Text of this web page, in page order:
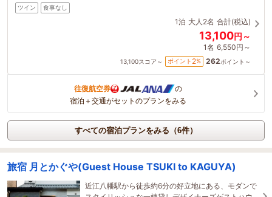
ツイン 食事なし
1泊 大人2名 合計(税込)
13,100円～
1名 6,550円～
13,100スコア～ ポイント 2% 262ポイント～
往復航空券
の
宿泊＋交通がセットのプランをみる
すべての宿泊プランをみる（6件）
旅宿 月とかぐや(Guest House TSUKI to KAGUYA)
近江八幡駅から徒歩約6分の好立地にある、モダンで